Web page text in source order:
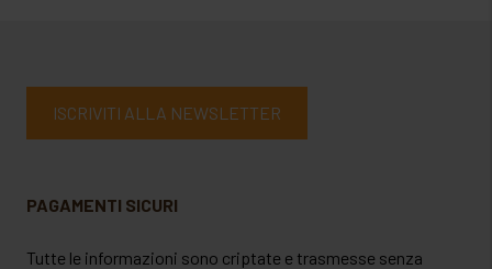
ISCRIVITI ALLA NEWSLETTER
PAGAMENTI SICURI
Tutte le informazioni sono criptate e trasmesse senza